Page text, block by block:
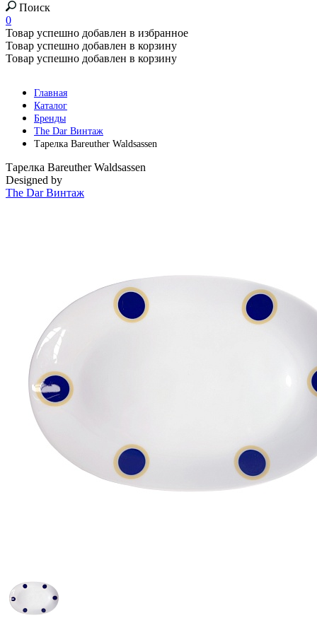
Поиск
0
Товар успешно добавлен в избранное
Товар успешно добавлен в корзину
Товар успешно добавлен в корзину
Главная
Каталог
Бренды
The Dar Винтаж
Тарелка Bareuther Waldsassen
Тарелка Bareuther Waldsassen
Designed by
The Dar Винтаж